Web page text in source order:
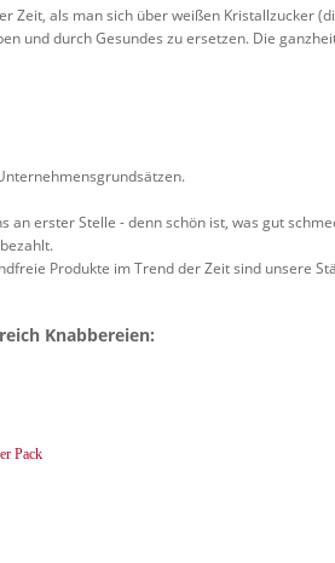
Zeit, als man sich über weißen Kristallzucker
und durch Gesundes zu ersetzen. Die
an erster Stelle - denn schön ist, was gut
Produkte im Trend der Zeit sind unsere
Knabbereien:
Pack